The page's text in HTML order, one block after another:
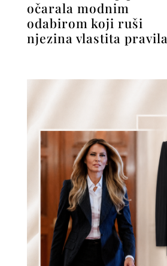
očarala modnim
odabirom koji ruši
njezina vlastita pravila